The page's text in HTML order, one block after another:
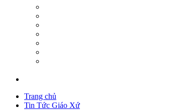
Trang chủ
Tin Tức Giáo Xứ